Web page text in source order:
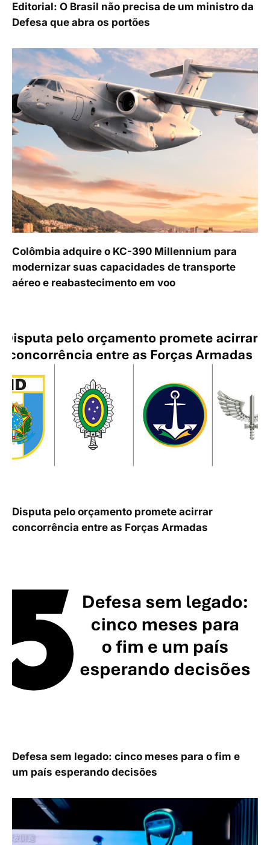
Editorial: O Brasil não precisa de um ministro da
Defesa que abra os portões
Colômbia adquire o KC-390 Millennium para
modernizar suas capacidades de transporte
aéreo e reabastecimento em voo
Disputa pelo orçamento promete acirrar
concorrência entre as Forças Armadas
Defesa sem legado: cinco meses para o fim e
um país esperando decisões